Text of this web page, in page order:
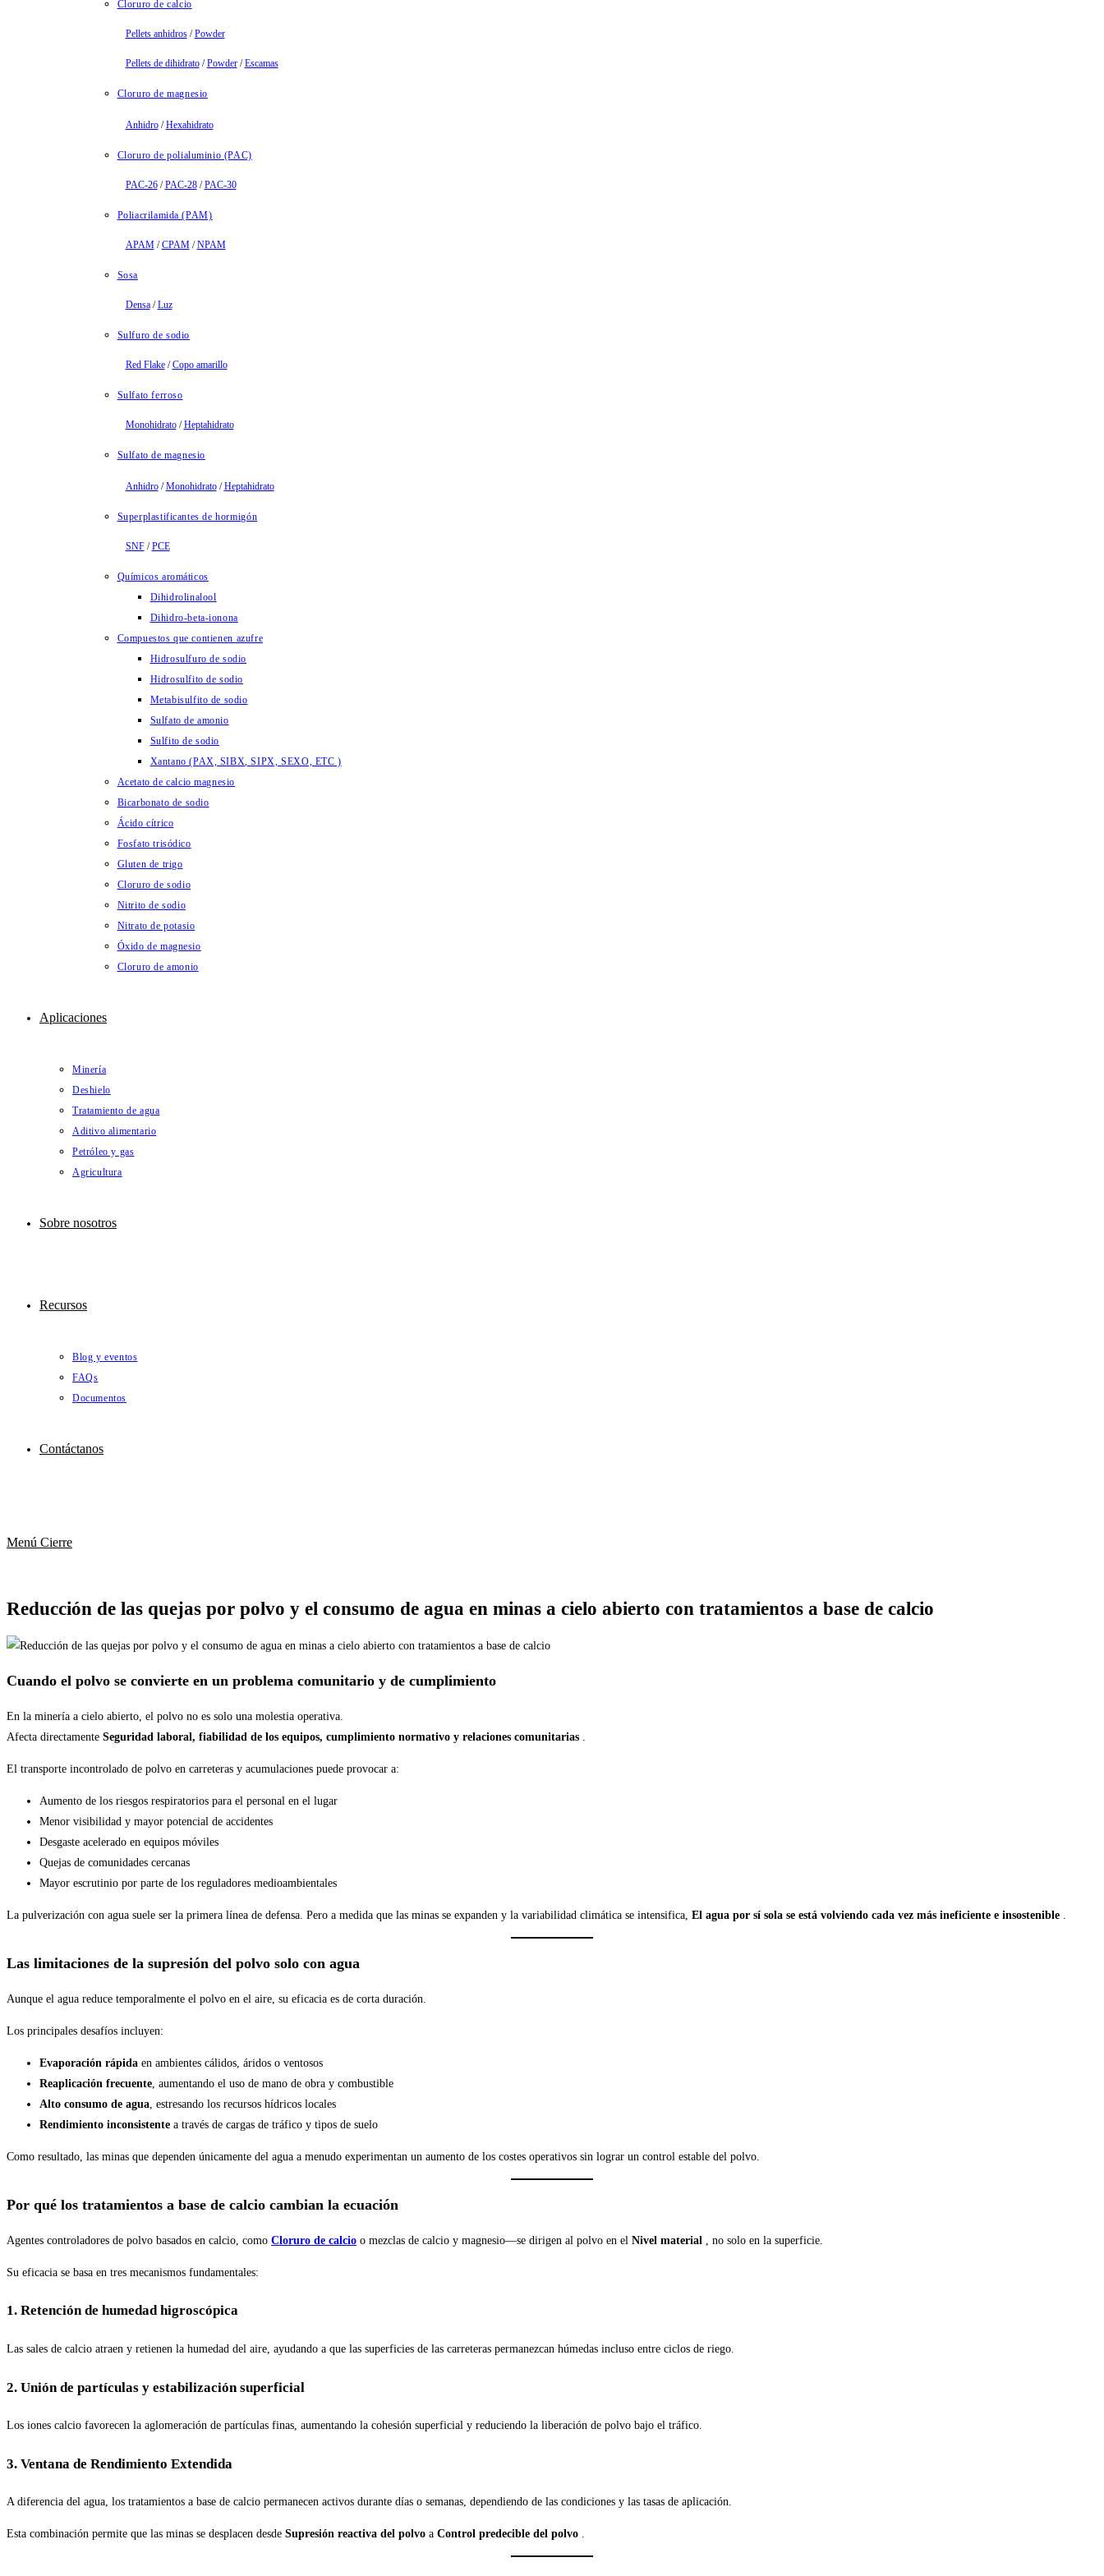
Cloruro de calcio
Pellets anhidros/Powder
Pellets de dihidrato/Powder/Escamas
Cloruro de magnesio
Anhidro/Hexahidrato
Cloruro de polialuminio (PAC)
PAC-26/PAC-28/PAC-30
Poliacrilamida (PAM)
APAM/CPAM/NPAM
Sosa
Densa/Luz
Sulfuro de sodio
Red Flake/Copo amarillo
Sulfato ferroso
Monohidrato/Heptahidrato
Sulfato de magnesio
Anhidro/Monohidrato/Heptahidrato
Superplastificantes de hormigón
SNF/PCE
Químicos aromáticos
Dihidrolinalool
Dihidro-beta-ionona
Compuestos que contienen azufre
Hidrosulfuro de sodio
Hidrosulfito de sodio
Metabisulfito de sodio
Sulfato de amonio
Sulfito de sodio
Xantano (PAX, SIBX, SIPX, SEXO, ETC )
Acetato de calcio magnesio
Bicarbonato de sodio
Ácido cítrico
Fosfato trisódico
Gluten de trigo
Cloruro de sodio
Nitrito de sodio
Nitrato de potasio
Óxido de magnesio
Cloruro de amonio
Aplicaciones
Minería
Deshielo
Tratamiento de agua
Aditivo alimentario
Petróleo y gas
Agricultura
Sobre nosotros
Recursos
Blog y eventos
FAQs
Documentos
Contáctanos
Menú Cierre
Reducción de las quejas por polvo y el consumo de agua en minas a cielo abierto con tratamientos a base de calcio
Cuando el polvo se convierte en un problema comunitario y de cumplimiento
En la minería a cielo abierto, el polvo no es solo una molestia operativa.
Afecta directamente Seguridad laboral, fiabilidad de los equipos, cumplimiento normativo y relaciones comunitarias
El transporte incontrolado de polvo en carreteras y acumulaciones puede provocar a:
Aumento de los riesgos respiratorios para el personal en el lugar
Menor visibilidad y mayor potencial de accidentes
Desgaste acelerado en equipos móviles
Quejas de comunidades cercanas
Mayor escrutinio por parte de los reguladores medioambientales
La pulverización con agua suele ser la primera línea de defensa. Pero a medida que las minas se expanden y la variabilidad climática se intensifica, El agua por sí sola se está volviendo cada vez más ineficiente e insostenible
Las limitaciones de la supresión del polvo solo con agua
Aunque el agua reduce temporalmente el polvo en el aire, su eficacia es de corta duración.
Los principales desafíos incluyen:
Evaporación rápida en ambientes cálidos, áridos o ventosos
Reaplicación frecuente , aumentando el uso de mano de obra y combustible
Alto consumo de agua , estresando los recursos hídricos locales
Rendimiento inconsistente a través de cargas de tráfico y tipos de suelo
Como resultado, las minas que dependen únicamente del agua a menudo experimentan un aumento de los costes operativos sin lograr un control estable del polvo.
Por qué los tratamientos a base de calcio cambian la ecuación
Agentes controladores de polvo basados en calcio, como Cloruro de calcio o mezclas de calcio y magnesio—se dirigen al polvo en el Nivel material , no solo en la superficie.
Su eficacia se basa en tres mecanismos fundamentales:
1. Retención de humedad higroscópica
Las sales de calcio atraen y retienen la humedad del aire, ayudando a que las superficies de las carreteras permanezcan húmedas incluso entre ciclos de riego.
2. Unión de partículas y estabilización superficial
Los iones calcio favorecen la aglomeración de partículas finas, aumentando la cohesión superficial y reduciendo la liberación de polvo bajo el tráfico.
3. Ventana de Rendimiento Extendida
A diferencia del agua, los tratamientos a base de calcio permanecen activos durante días o semanas, dependiendo de las condiciones y las tasas de aplicación.
Esta combinación permite que las minas se desplacen desde Supresión reactiva del polvo a Control predecible del polvo .